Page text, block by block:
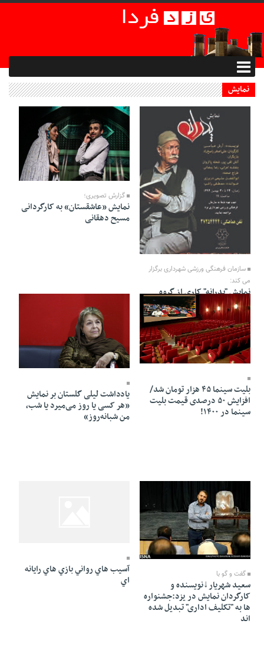
نمایش
19 Tir 1403 - 10:37
سازمان فرهنگی ورزشی شهرداری برگزار
می کند:
نمایش "پدرانه" کاری از گروه
نمایش راچینه
19 Tir 1403 - 10:31
گزارش تصویری؛
نمایش «عاشقستان» به کارگردانی
مسیح دهقانی
17 Esfand 1400 - 19:27
بلیت سینما ۴۵ هزار تومان شد/
افزایش ۵۰ درصدی قیمت بلیت
سینما در ۱۴۰۰!
21 Mehr 1398 - 20:59
یادداشت لیلی گلستان بر نمایش
«هر کسی یا روز می‌میرد یا شب،
من شبانه‌روز»
گفت و گو با
سعید شهریار↓نویسنده و
کارگردان نمایش در یزد:جشنواره
ها به "تکلیف اداری" تبدیل شده
اند
آسيب هاي رواني بازي هاي رايانه
اي